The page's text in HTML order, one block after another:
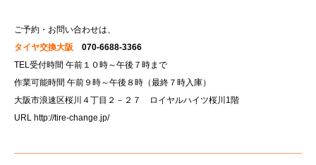
ご予約・お問い合わせは、
タイヤ交換大阪 070-6688-3366
TEL受付時間 午前１０時～午後７時まで
作業可能時間 午前９時～午後８時（最終７時入庫）
大阪市浪速区桜川４丁目２－２７ ロイヤルハイツ桜川1階
URL http://tire-change.jp/